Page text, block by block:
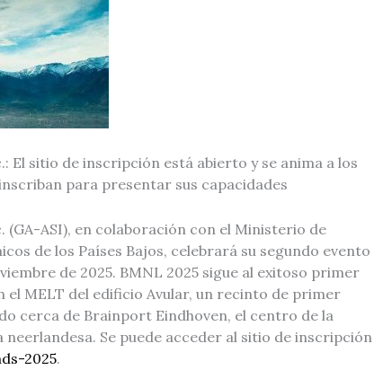
El sitio de inscripción está abierto y se anima a los
para presentar sus capacidades
ASI), en colaboración con el Ministerio de
de los Países Bajos, celebrará su segundo evento
de 2025. BMNL 2025 sigue al exitoso primer
MELT del edificio Avular, un recinto de primer
cerca de Brainport Eindhoven, el centro de la
Se puede acceder al sitio de inscripción
2025.